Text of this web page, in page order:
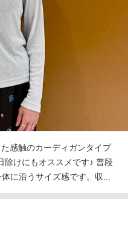
感触のカーディガンタイプ
除けにもオススメです♪ 普段
に沿うサイズ感です。収...